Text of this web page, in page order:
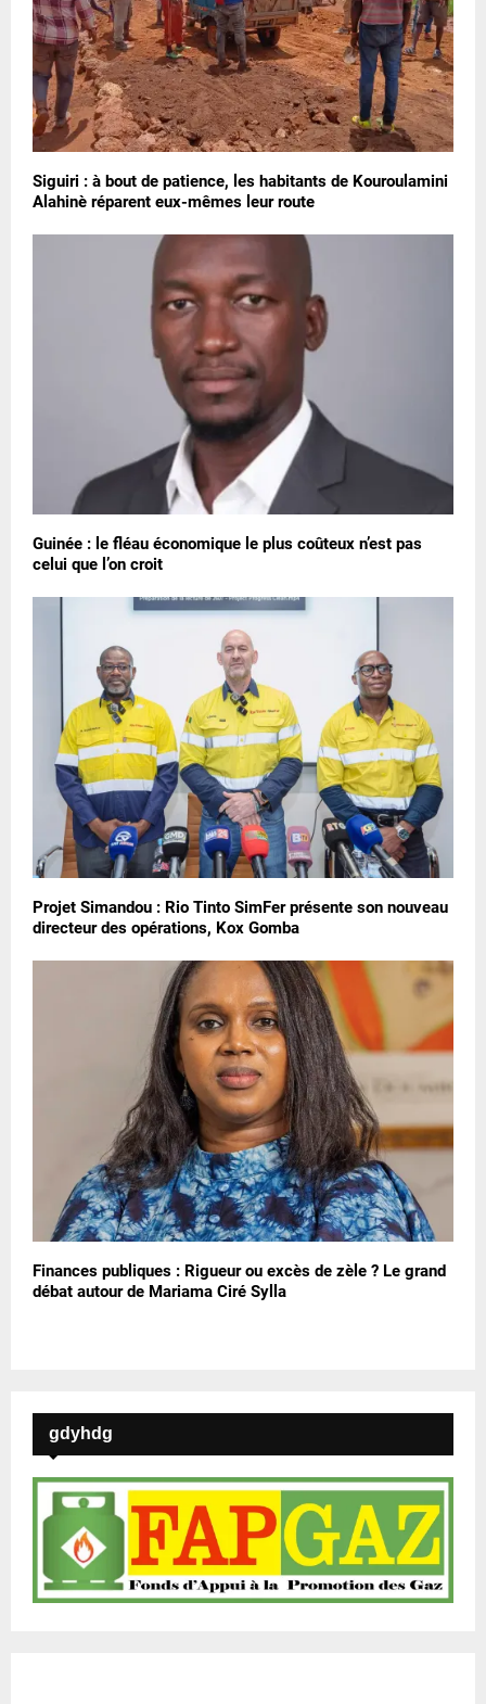
Siguiri : à bout de patience, les habitants de Kouroulamini
Alahinè réparent eux-mêmes leur route
Guinée : le fléau économique le plus coûteux n’est pas
celui que l’on croit
Projet Simandou : Rio Tinto SimFer présente son nouveau
directeur des opérations, Kox Gomba
Finances publiques : Rigueur ou excès de zèle ? Le grand
débat autour de Mariama Ciré Sylla
gdyhdg